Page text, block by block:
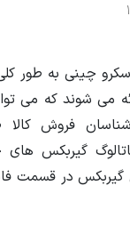
چینی به طور
می شوند که می
فروش
گیربکس
در قسمت